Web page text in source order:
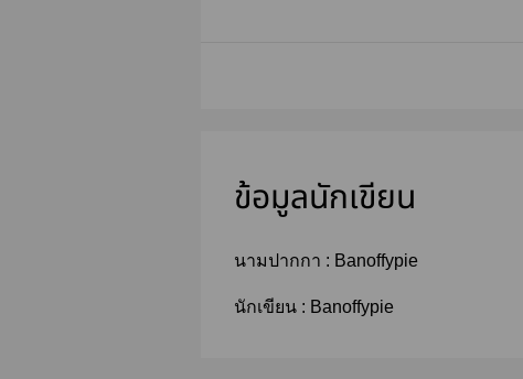
ข้อมูลนักเขียน
นามปากกา : Banoffypie
นักเขียน : Banoffypie